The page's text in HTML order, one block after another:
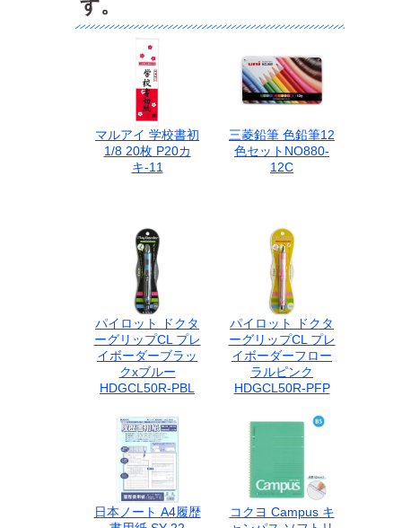
す。
マルアイ 学校書初
1/8 20枚 P20カ
キ-11
三菱鉛筆 色鉛筆12
色セットNO880-
12C
パイロット ドクタ
ーグリップCL プレ
イボーダーブラッ
クxブルー
HDGCL50R-PBL
パイロット ドクタ
ーグリップCL プレ
イボーダーフロー
ラルピンク
HDGCL50R-PFP
日本ノート A4履歴
コクヨ Campus キ